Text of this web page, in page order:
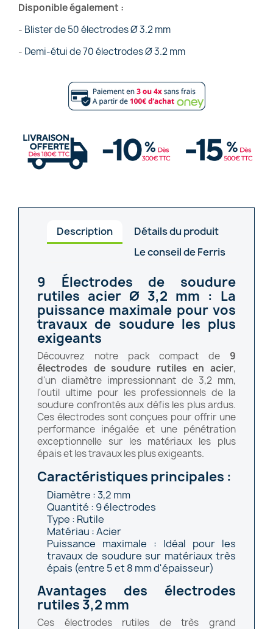
Disponible également :
- Blister de 50 électrodes Ø 3.2 mm
- Demi-étui de 70 électrodes Ø 3.2 mm
Description
Détails du produit
Le conseil de Ferris
9 Électrodes de soudure
rutiles acier Ø 3,2 mm : La
puissance maximale pour vos
travaux de soudure les plus
exigeants
Découvrez notre pack compact de 9
électrodes de soudure rutiles en acier,
d'un diamètre impressionnant de 3,2 mm,
l'outil ultime pour les professionnels de la
soudure confrontés aux défis les plus ardus.
Ces électrodes sont conçues pour offrir une
performance inégalée et une pénétration
exceptionnelle sur les matériaux les plus
épais et les travaux les plus exigeants.
Caractéristiques principales :
Diamètre : 3,2 mm
Quantité : 9 électrodes
Type : Rutile
Matériau : Acier
Puissance maximale : Idéal pour les
travaux de soudure sur matériaux très
épais (entre 5 et 8 mm d'épaisseur)
Avantages des électrodes
rutiles 3,2 mm
Ces électrodes rutiles de très grand